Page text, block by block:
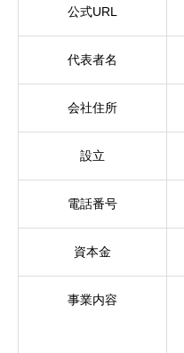
公式URL
代表者名
会社住所
設立
電話番号
資本金
事業内容